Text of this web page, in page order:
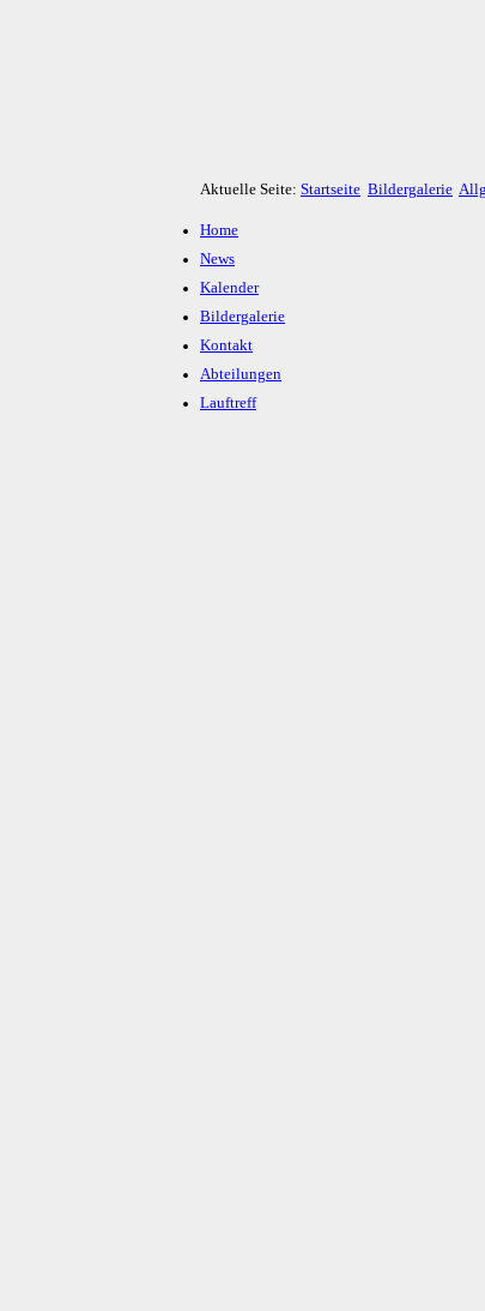
Aktuelle Seite: Startseite Bildergalerie
Home
News
Kalender
Bildergalerie
Kontakt
Abteilungen
Lauftreff